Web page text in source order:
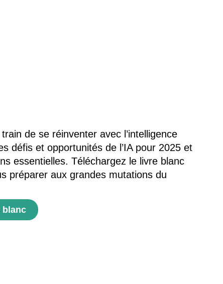
de se réinventer avec l’intelligence
défis et opportunités de l’IA pour 2025 et
essentielles. Téléchargez le livre blanc
préparer aux grandes mutations du
blanc